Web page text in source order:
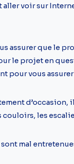
voir sur
assurer que le
le projet en
pour vous
les
mal